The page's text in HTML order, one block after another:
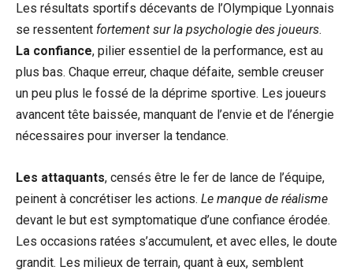
Les résultats sportifs décevants de l’Olympique Lyonnais
se ressentent fortement sur la psychologie des joueurs.
La confiance, pilier essentiel de la performance, est au
plus bas. Chaque erreur, chaque défaite, semble creuser
un peu plus le fossé de la déprime sportive. Les joueurs
avancent tête baissée, manquant de l’envie et de l’énergie
nécessaires pour inverser la tendance.
Les attaquants, censés être le fer de lance de l’équipe,
peinent à concrétiser les actions. Le manque de réalisme
devant le but est symptomatique d’une confiance érodée.
Les occasions ratées s’accumulent, et avec elles, le doute
grandit. Les milieux de terrain, quant à eux, semblent